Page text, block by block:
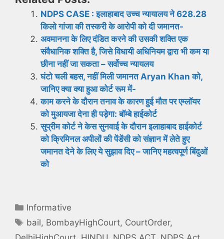
NDPS CASE : इलाहाबाद उच्च न्यायालय ने 628.28
किलो गांजा की तस्करी के आरोपी को दी जमानत-
अवमानना ​​के लिए दंडित करने की उसकी शक्ति एक
संवैधानिक शक्ति है, जिसे विधायी अधिनियम द्वारा भी कम या
छीना नहीं जा सकता – सर्वोच्च न्यायलय
घंटो चली बहस, नहीं मिली जमानत Aryan Khan को,
जानिए क्या क्या हुआ कोर्ट रूम में-
काम करने के दौरान तनाव के कारण हुई मौत पर एम्लॉयर
को मुआयजा देना ही पड़ेगा: बॉम्बे हाईकोर्ट
सुप्रीम कोर्ट ने केस सुनवाई के दौरान इलाहाबाद हाईकोर्ट
को क्रिमिनल अपीलों की पेंडेंसी को संज्ञान में लेते हुए
जमानत देने के लिए ये सुझाव दिए – जानिए महत्वपूर्ण बिंदुओं
को
Categories
Informative
Tags
bail, BombayHighCourt, CourtOrder,